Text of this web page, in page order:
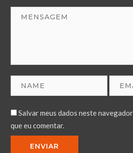
Salvar meus dados neste
que eu comentar.